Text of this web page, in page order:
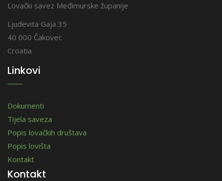
Lovački savez Međimurske županije
Ljudevita Gaja 35
40 000 Čakovec
Croatia
Linkovi
Dokumenti
Tijela saveza
Popis lovačkih društava
Popis lovišta
Kontakt
Kontakt